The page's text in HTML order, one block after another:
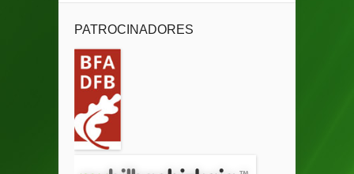
PATROCINADORES